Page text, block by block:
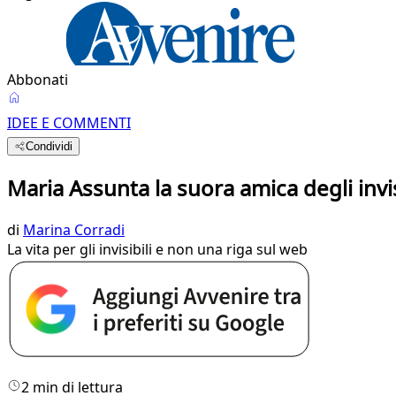
Abbonati
IDEE E COMMENTI
Condividi
Maria Assunta la suora amica degli
di Marina Corradi
La vita per gli invisibili e non una riga sul web
2 min di lettura